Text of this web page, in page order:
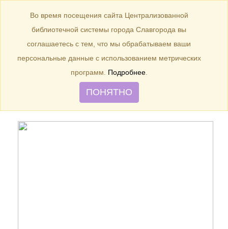
Toggle
navigation
БИБЛИОТЕКА
1908 г. – 115 лет назад была
произведена планировка
города Славгорода.
Во время посещения сайта Централизованной
библиотечной системы города Славгорода вы
соглашаетесь с тем, что мы обрабатываем ваши
персональные данные с использованием метрических
программ. Подробнее.
ПОНЯТНО